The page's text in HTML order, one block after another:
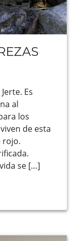
Es
al
los
de esta
rojo.
se […]